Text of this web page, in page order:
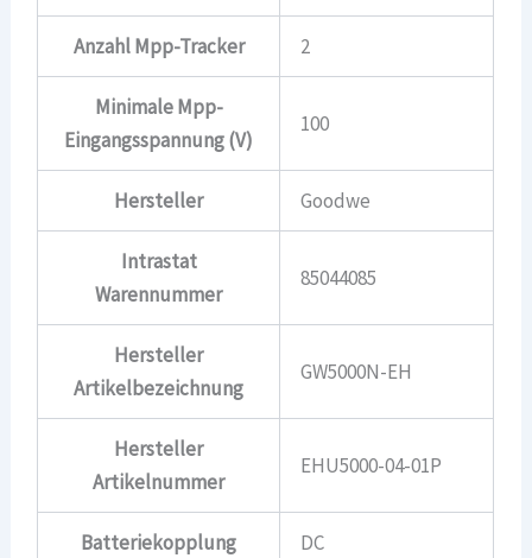
Anzahl Mpp-Tracker 2
Minimale Mpp-
Eingangsspannung (V)
100
Hersteller Goodwe
Intrastat
Warennummer
85044085
Hersteller
Artikelbezeichnung
GW5000N-EH
Hersteller
Artikelnummer
EHU5000-04-01P
Batteriekopplung DC